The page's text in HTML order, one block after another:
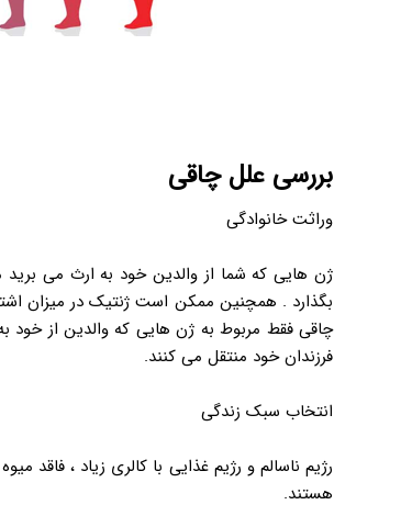
بررسی علل چاقی
وراثت خانوادگی
ژن هایی که شما از والدین خود به ارث می
بگذارد . همچنین ممکن است ژنتیک در میزان
چاقی فقط مربوط به ژن هایی که والدین از خود
فرزندان خود منتقل می کنند.
انتخاب سبک زندگی
رژیم ناسالم و رژیم غذایی با کالری زیاد ، فاقد
هستند.